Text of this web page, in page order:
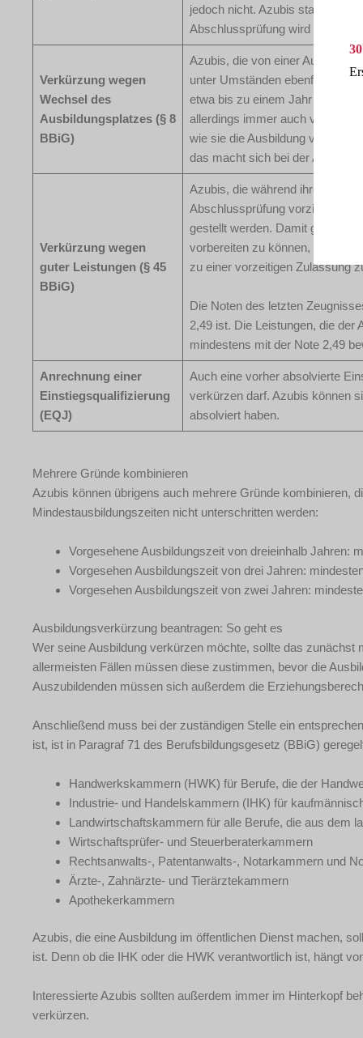
jedoch nicht. Azubis starten bei
Abschlussprüfung wird
Verkürzung wegen
Wechsel des
Ausbildungsplatzes (§ 8
BBiG)
Azubis, die von einer
unter Umständen ebenfalls die
etwa bis zu einem Jahr auf die
allerdings immer auch vom
wie sie die Ausbildung
das macht sich bei der
Verkürzung wegen
guter Leistungen (§ 45
BBiG)
Azubis, die während ihrer
Abschlussprüfung vorziehen.
gestellt werden. Damit
vorbereiten zu können, sollte
zu einer vorzeitigen Zulassung
Die Noten des letzten
2,49 ist. Die Leistungen, die der
mindestens mit der Note 2,49
Anrechnung einer
Einstiegsqualifizierung
(EQJ)
Auch eine vorher absolvierte
verkürzen darf. Azubis können
absolviert haben.
Mehrere Gründe kombinieren
Azubis können übrigens auch mehrere Gründe kombinieren,
Mindestausbildungszeiten nicht unterschritten werden:
Vorgesehene Ausbildungszeit von dreieinhalb Jahren:
Vorgesehen Ausbildungszeit von drei Jahren:
Vorgesehen Ausbildungszeit von zwei Jahren:
Ausbildungsverkürzung beantragen: So geht es
Wer seine Ausbildung verkürzen möchte, sollte das
allermeisten Fällen müssen diese zustimmen, bevor die
Auszubildenden müssen sich außerdem die
Anschließend muss bei der zuständigen Stelle ein
ist, ist in Paragraf 71 des Berufsbildungsgesetz (BBiG)
Handwerkskammern (HWK) für Berufe, die der
Industrie- und Handelskammern (IHK) für
Landwirtschaftskammern für alle Berufe, die aus dem
Wirtschaftsprüfer- und Steuerberaterkammern
Rechtsanwalts-, Patentanwalts-, Notarkammern und
Ärzte-, Zahnärzte- und Tierärztekammern
Apothekerkammern
Azubis, die eine Ausbildung im öffentlichen Dienst machen,
ist. Denn ob die IHK oder die HWK verantwortlich ist, hängt
Interessierte Azubis sollten außerdem immer im Hinterkopf
verkürzen.